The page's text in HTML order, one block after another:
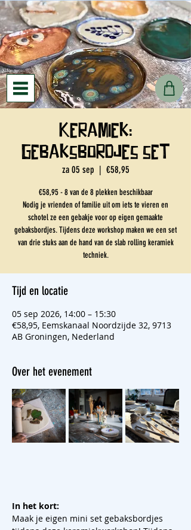
Keramiek:
gebaksbordjes set
za 05 sep
  |
€58,95
€58,95 - 8 van de 8 plekken beschikbaar
Nodig je vrienden of familie uit om iets te vieren en
schotel ze een gebakje voor op eigen gemaakte
gebaksbordjes. Tijdens deze workshop maken we een set
van drie stuks aan de hand van de slab rolling keramiek
techniek.
Tijd en locatie
05 sep 2026, 14:00 – 15:30
€58,95, Eemskanaal Noordzijde 32, 9713
AB Groningen, Nederland
Over het evenement
In het kort:
Maak je eigen mini set gebaksbordjes